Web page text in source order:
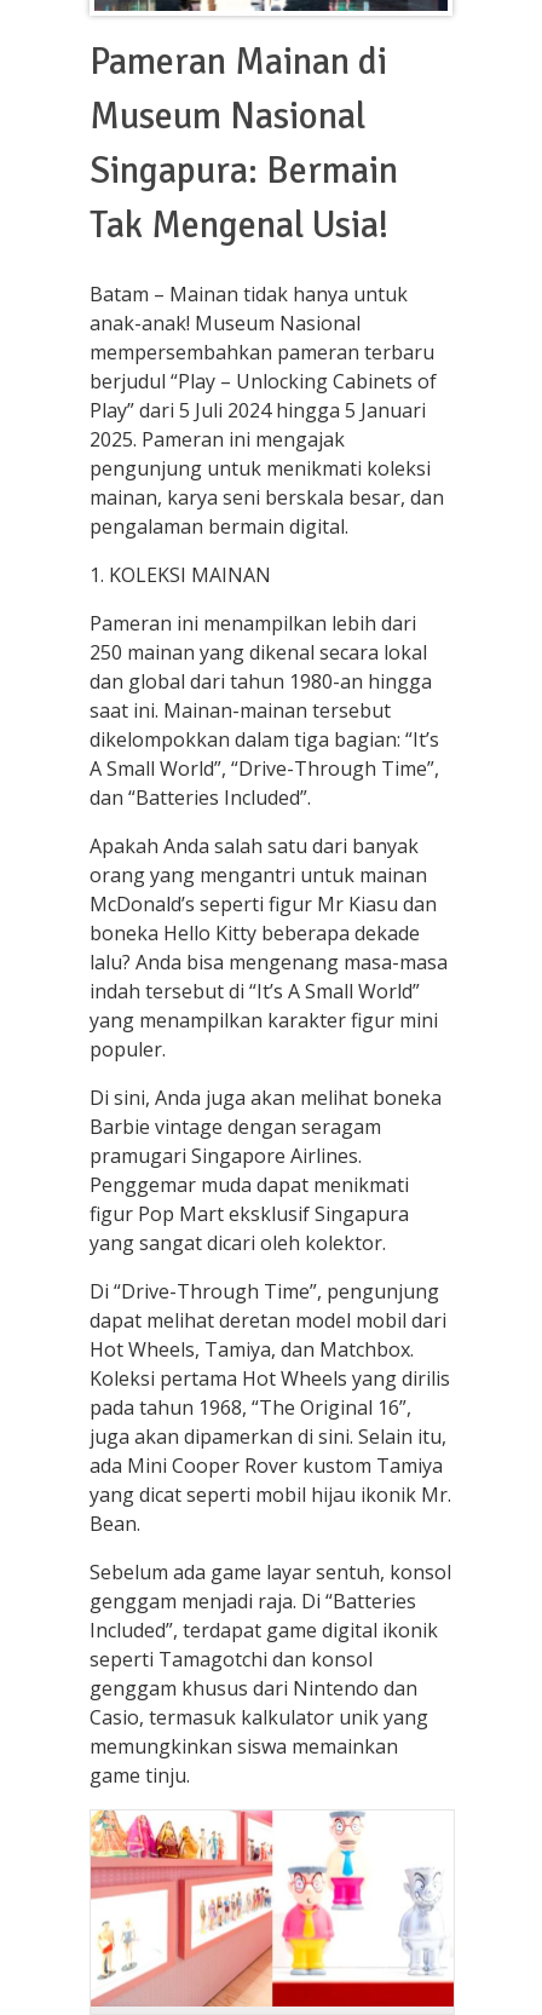
Pameran Mainan di
Museum Nasional
Singapura: Bermain
Tak Mengenal Usia!
Batam – Mainan tidak hanya untuk
anak-anak! Museum Nasional
mempersembahkan pameran terbaru
berjudul “Play – Unlocking Cabinets of
Play” dari 5 Juli 2024 hingga 5 Januari
2025. Pameran ini mengajak
pengunjung untuk menikmati koleksi
mainan, karya seni berskala besar, dan
pengalaman bermain digital.
1. KOLEKSI MAINAN
Pameran ini menampilkan lebih dari
250 mainan yang dikenal secara lokal
dan global dari tahun 1980-an hingga
saat ini. Mainan-mainan tersebut
dikelompokkan dalam tiga bagian: “It’s
A Small World”, “Drive-Through Time”,
dan “Batteries Included”.
Apakah Anda salah satu dari banyak
orang yang mengantri untuk mainan
McDonald’s seperti figur Mr Kiasu dan
boneka Hello Kitty beberapa dekade
lalu? Anda bisa mengenang masa-masa
indah tersebut di “It’s A Small World”
yang menampilkan karakter figur mini
populer.
Di sini, Anda juga akan melihat boneka
Barbie vintage dengan seragam
pramugari Singapore Airlines.
Penggemar muda dapat menikmati
figur Pop Mart eksklusif Singapura
yang sangat dicari oleh kolektor.
Di “Drive-Through Time”, pengunjung
dapat melihat deretan model mobil dari
Hot Wheels, Tamiya, dan Matchbox.
Koleksi pertama Hot Wheels yang dirilis
pada tahun 1968, “The Original 16”,
juga akan dipamerkan di sini. Selain itu,
ada Mini Cooper Rover kustom Tamiya
yang dicat seperti mobil hijau ikonik Mr.
Bean.
Sebelum ada game layar sentuh, konsol
genggam menjadi raja. Di “Batteries
Included”, terdapat game digital ikonik
seperti Tamagotchi dan konsol
genggam khusus dari Nintendo dan
Casio, termasuk kalkulator unik yang
memungkinkan siswa memainkan
game tinju.